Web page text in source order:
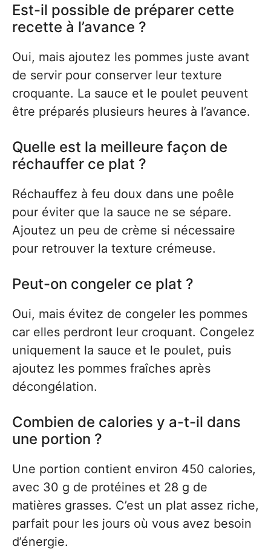
Est-il possible de préparer cette
recette à l’avance ?
Oui, mais ajoutez les pommes juste avant
de servir pour conserver leur texture
croquante. La sauce et le poulet peuvent
être préparés plusieurs heures à l’avance.
Quelle est la meilleure façon de
réchauffer ce plat ?
Réchauffez à feu doux dans une poêle
pour éviter que la sauce ne se sépare.
Ajoutez un peu de crème si nécessaire
pour retrouver la texture crémeuse.
Peut-on congeler ce plat ?
Oui, mais évitez de congeler les pommes
car elles perdront leur croquant. Congelez
uniquement la sauce et le poulet, puis
ajoutez les pommes fraîches après
décongélation.
Combien de calories y a-t-il dans
une portion ?
Une portion contient environ 450 calories,
avec 30 g de protéines et 28 g de
matières grasses. C’est un plat assez riche,
parfait pour les jours où vous avez besoin
d’énergie.